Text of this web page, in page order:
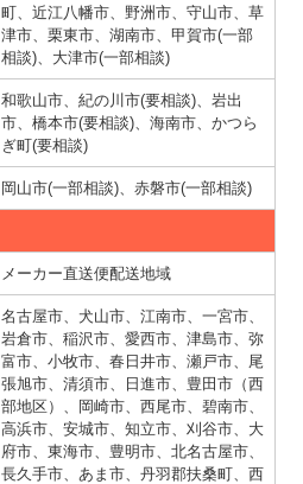
町、近江八幡市、野洲市、守山市、草
津市、栗東市、湖南市、甲賀市(一部
相談)、大津市(一部相談)
和歌山市、紀の川市(要相談)、岩出
市、橋本市(要相談)、海南市、かつら
ぎ町(要相談)
岡山市(一部相談)、赤磐市(一部相談)
メーカー直送便配送地域
名古屋市、犬山市、江南市、一宮市、
岩倉市、稲沢市、愛西市、津島市、弥
富市、小牧市、春日井市、瀬戸市、尾
張旭市、清須市、日進市、豊田市（西
部地区）、岡崎市、西尾市、碧南市、
高浜市、安城市、知立市、刈谷市、大
府市、東海市、豊明市、北名古屋市、
長久手市、あま市、丹羽郡扶桑町、西